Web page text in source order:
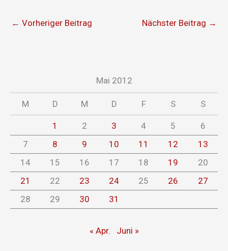
← Vorheriger Beitrag Nächster Beitrag →
Mai 2012
M D M D F S S
1 2 3 4 5
6
7
8 9 10 11 12
13
14
15 16 17 18 19
20
21
22 23 24 25 26
27
28
29 30 31
« Apr. Juni »